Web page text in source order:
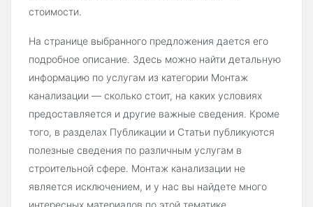
стоимости.
На странице выбранного предложения дается его
подробное описание. Здесь можно найти детальную
информацию по услугам из категории Монтаж
канализации — сколько стоит, на каких условиях
предоставляется и другие важные сведения. Кроме
того, в разделах Публикации и Статьи публикуются
полезные сведения по различным услугам в
строительной сфере. Монтаж канализации не
является исключением, и у нас вы найдете много
интересных материалов по этой тематике.